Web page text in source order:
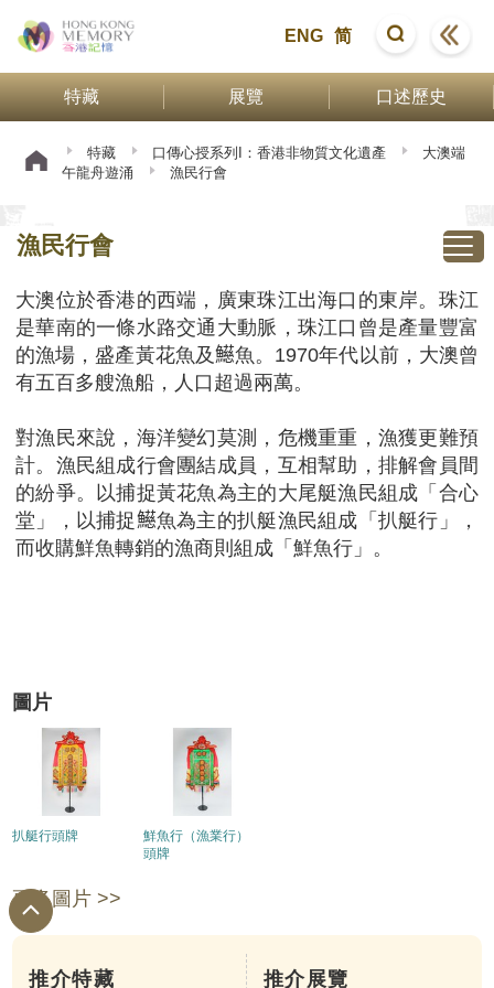
ENG 简
特藏 展覽 口述歷史
特藏 口傳心授系列I：香港非物質文化遺產
大澳端
午龍舟遊涌
漁民行會
漁民行會
大澳位於香港的西端，廣東珠江出海口的東岸。珠江
是華南的一條水路交通大動脈，珠江口曾是產量豐富
的漁場，盛產黃花魚及𩼰魚。1970年代以前，大澳曾
有五百多艘漁船，人口超過兩萬。
對漁民來說，海洋變幻莫測，危機重重，漁獲更難預
計。漁民組成行會團結成員，互相幫助，排解會員間
的紛爭。以捕捉黃花魚為主的大尾艇漁民組成「合心
堂」，以捕捉𩼰魚為主的扒艇漁民組成「扒艇行」，
而收購鮮魚轉銷的漁商則組成「鮮魚行」。
圖片
扒艇行頭牌
鮮魚行（漁業行）
頭牌
更多圖片 >>
推介特藏 推介展覽